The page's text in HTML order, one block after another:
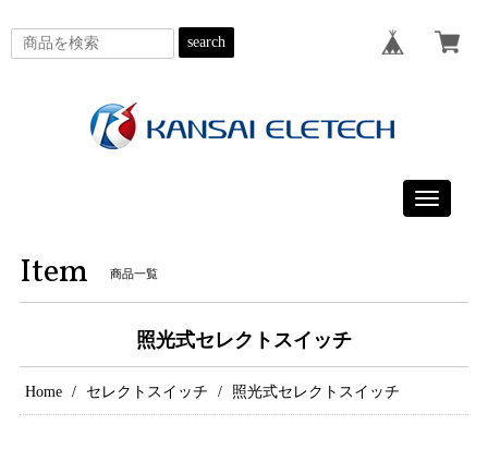
search
Toggle
Item 商品一覧
照光式セレクトスイッチ
Home セレクトスイッチ 照光式セレクトスイッチ